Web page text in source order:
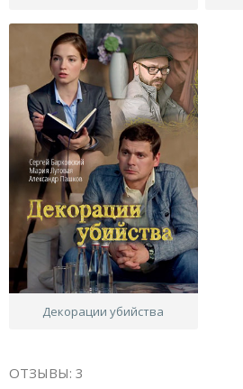
Декорации убийства
ОТЗЫВЫ: 3